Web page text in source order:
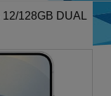
128GB DUAL